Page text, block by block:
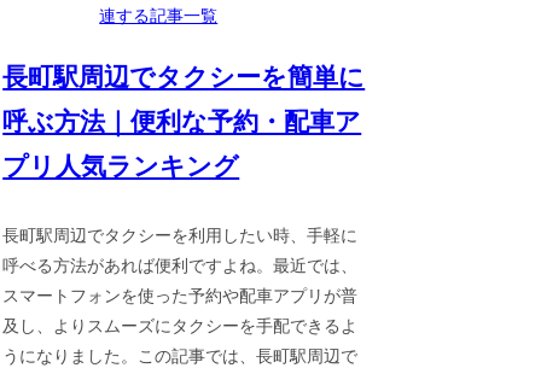
連する記事一覧
長町駅周辺でタクシーを簡単に
呼ぶ方法｜便利な予約・配車ア
プリ人気ランキング
長町駅周辺でタクシーを利用したい時、手軽に
呼べる方法があれば便利ですよね。最近では、
スマートフォンを使った予約や配車アプリが普
及し、よりスムーズにタクシーを手配できるよ
うになりました。この記事では、長町駅周辺で